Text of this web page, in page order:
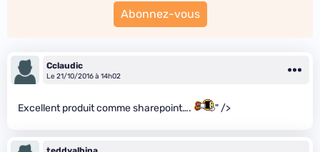
Abonnez-vous
Cclaudic
Le 21/10/2016 à 14h02
Excellent produit comme sharepoint…. " />